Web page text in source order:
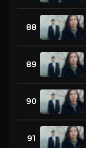
88
89
90
91